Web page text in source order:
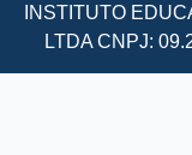
INSTITUTO
LTDA CNPJ: